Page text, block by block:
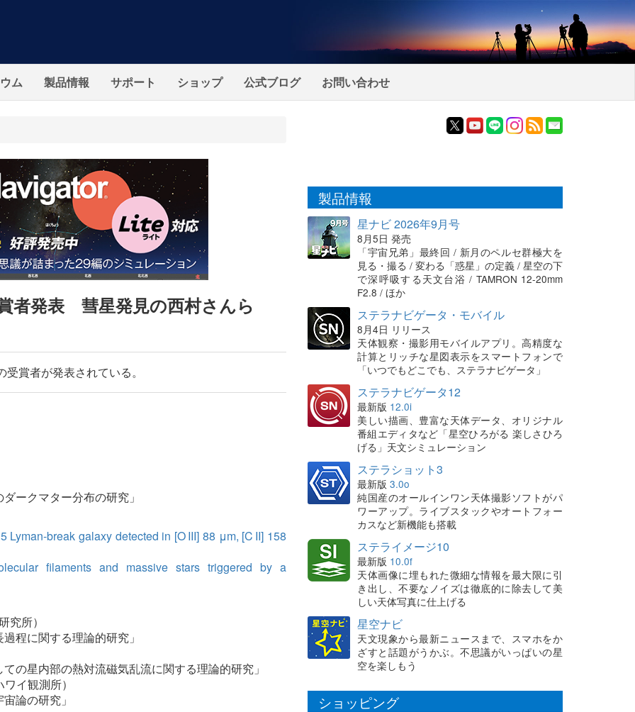
ム 製品情報 サポート ショップ 公式ブログ お問い合わせ
者発表 彗星発見の西村さんら
賞者が発表されている。
ークマター分布の研究」
Lyman-break galaxy detected in [O III] 88 μm, [C II] 158
filaments and massive stars triggered by a
究所）
程に関する理論的研究」
の星内部の熱対流磁気乱流に関する理論的研究」
イ観測所）
論の研究」
製品情報
星ナビ 2026年9月号
8月5日 発売
「宇宙兄弟」最終回 / 新月のペルセ群極大を
見る・撮る / 変わる「惑星」の定義 / 星空の下
で深呼吸する天文台浴 / TAMRON 12-20mm
F2.8 / ほか
ステラナビゲータ・モバイル
8月4日 リリース
天体観察・撮影用モバイルアプリ。高精度な
計算とリッチな星図表示をスマートフォンで
「いつでもどこでも、ステラナビゲータ」
ステラナビゲータ12
最新版 12.0i
美しい描画、豊富な天体データ、オリジナル
番組エディタなど「星空ひろがる 楽しさひろ
げる」天文シミュレーション
ステラショット3
最新版 3.0o
純国産のオールインワン天体撮影ソフトがパ
ワーアップ。ライブスタックやオートフォー
カスなど新機能も搭載
ステライメージ10
最新版 10.0f
天体画像に埋もれた微細な情報を最大限に引
き出し、不要なノイズは徹底的に除去して美
しい天体写真に仕上げる
星空ナビ
天文現象から最新ニュースまで、スマホをか
ざすと話題がうかぶ。不思議がいっぱいの星
空を楽しもう
ショッピング